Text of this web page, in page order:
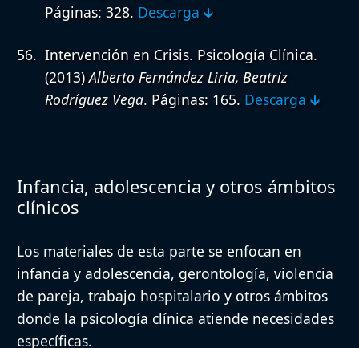
Páginas: 328. Descarga 🡳
Intervención en Crisis. Psicología Clínica.
(2013)Alberto Fernández Liria, Beatriz
Rodríguez Vega. Páginas: 165. Descarga 🡳
Infancia, adolescencia y otros ámbitos
clínicos
Los materiales de esta parte se enfocan en
infancia y adolescencia, gerontología, violencia
de pareja, trabajo hospitalario y otros ámbitos
donde la psicología clínica atiende necesidades
específicas.